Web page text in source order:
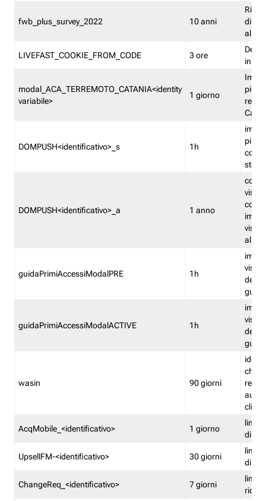
fwb_plus_survey_2022 10 anni
di
LIVEFAST_COOKIE_FROM_CODE 3 ore
in
modal_ACA_TERREMOTO_CATANIA<identity
variabile>
1 giorno
più
DOMPUSH<identificativo>_s 1h
più
DOMPUSH<identificativo>_a 1 anno
guidaPrimiAccessiModalPRE 1h
della
guidaPrimiAccessiModalACTIVE 1h
della
wasin 90 giorni
che
rete
clienti
AcqMobile_<identificativo> 1 giorno
limita
di
UpsellFM-<identificativo> 30 giorni
limita
di
ChangeReq_<identificativo> 7 giorni
limita